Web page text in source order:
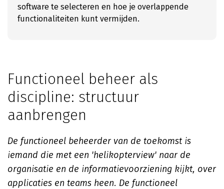
software te selecteren en hoe je overlappende
functionaliteiten kunt vermijden.
Functioneel beheer als
discipline: structuur
aanbrengen
De functioneel beheerder van de toekomst is
iemand die met een 'helikopterview' naar de
organisatie en de informatievoorziening kijkt, over
applicaties en teams heen. De functioneel